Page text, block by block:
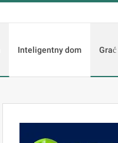
Inteligentny dom Grać